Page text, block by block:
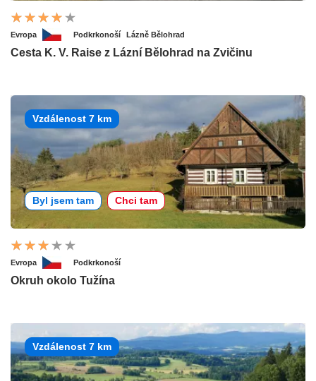
Evropa Podkrkonoší Lázně Bělohrad
Cesta K. V. Raise z Lázní Bělohrad na Zvičinu
Vzdálenost 7 km
Byl jsem tam Chci tam
Evropa Podkrkonoší
Okruh okolo Tužína
Vzdálenost 7 km